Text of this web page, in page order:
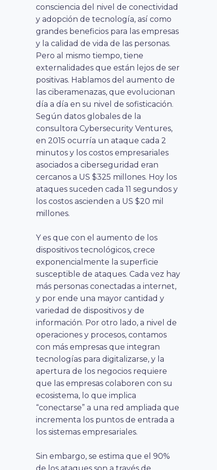
consciencia del nivel de conectividad
y adopción de tecnología, así como
grandes beneficios para las empresas
y la calidad de vida de las personas.
Pero al mismo tiempo, tiene
externalidades que están lejos de ser
positivas. Hablamos del aumento de
las ciberamenazas, que evolucionan
día a día en su nivel de sofisticación.
Según datos globales de la
consultora Cybersecurity Ventures,
en 2015 ocurría un ataque cada 2
minutos y los costos empresariales
asociados a ciberseguridad eran
cercanos a US $325 millones. Hoy los
ataques suceden cada 11 segundos y
los costos ascienden a US $20 mil
millones.
Y es que con el aumento de los
dispositivos tecnológicos, crece
exponencialmente la superficie
susceptible de ataques. Cada vez hay
más personas conectadas a internet,
y por ende una mayor cantidad y
variedad de dispositivos y de
información. Por otro lado, a nivel de
operaciones y procesos, contamos
con más empresas que integran
tecnologías para digitalizarse, y la
apertura de los negocios requiere
que las empresas colaboren con su
ecosistema, lo que implica
“conectarse” a una red ampliada que
incrementa los puntos de entrada a
los sistemas empresariales.
Sin embargo, se estima que el 90%